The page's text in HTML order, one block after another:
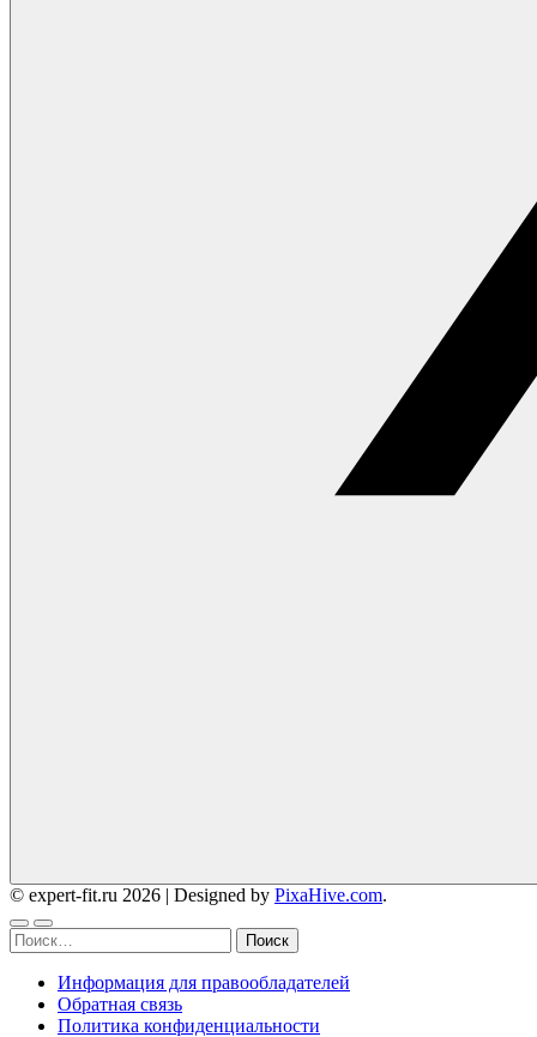
© expert-fit.ru 2026 | Designed by PixaHive.com.
Найти:
Информация для правообладателей
Обратная связь
Политика конфиденциальности